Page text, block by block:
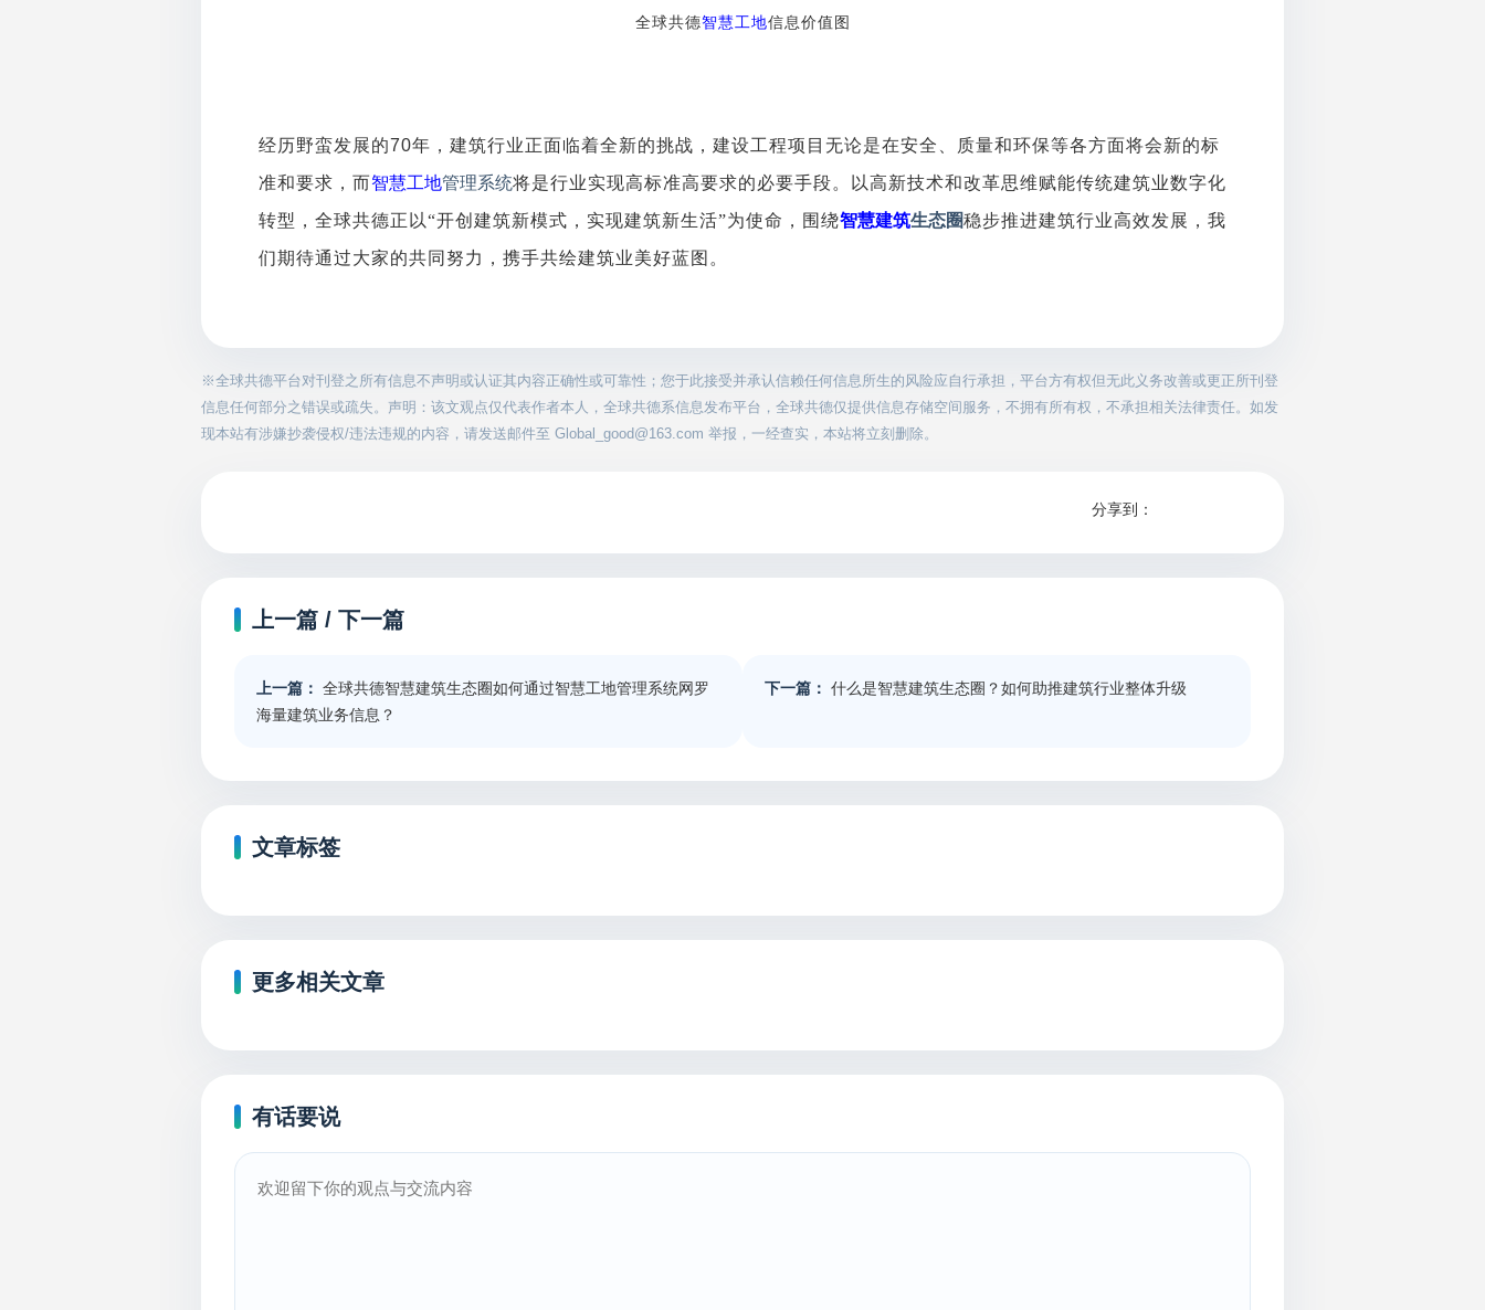
全球共德智慧工地信息价值图
经历野蛮发展的70年，建筑行业正面临着全新的挑战，建设工程项目无论是在安全、质量和环保等各方面将会新的标
准和要求，而智慧工地管理系统将是行业实现高标准高要求的必要手段。以高新技术和改革思维赋能传统建筑业数字化
转型，全球共德正以“开创建筑新模式，实现建筑新生活”为使命，围绕智慧建筑生态圈稳步推进建筑行业高效发展，我
们期待通过大家的共同努力，携手共绘建筑业美好蓝图。
※全球共德平台对刊登之所有信息不声明或认证其内容正确性或可靠性；您于此接受并承认信赖任何信息所生的风险应自行承担，平台方有权但无此义务改善或更正所刊登
信息任何部分之错误或疏失。声明：该文观点仅代表作者本人，全球共德系信息发布平台，全球共德仅提供信息存储空间服务，不拥有所有权，不承担相关法律责任。如发
现本站有涉嫌抄袭侵权/违法违规的内容，请发送邮件至 Global_good@163.com 举报，一经查实，本站将立刻删除。
分享到：
上一篇 / 下一篇
上一篇： 全球共德智慧建筑生态圈如何通过智慧工地管理系统网罗
海量建筑业务信息？
下一篇： 什么是智慧建筑生态圈？如何助推建筑行业整体升级
文章标签
更多相关文章
有话要说